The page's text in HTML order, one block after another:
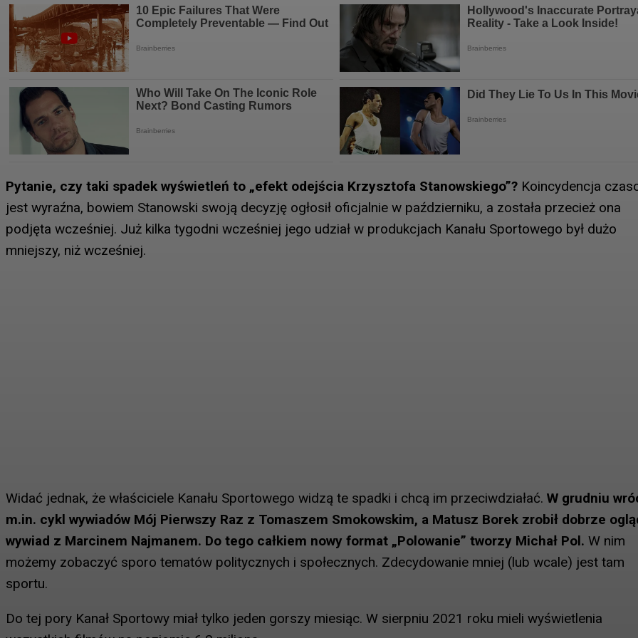
Pytanie, czy taki spadek wyświetleń to „efekt odejścia Krzysztofa Stanowskiego”? Koincydencja
jest wyraźna, bowiem Stanowski swoją decyzję ogłosił oficjalnie w październiku, a została przecież ona
podjęta wcześniej. Już kilka tygodni wcześniej jego udział w produkcjach Kanału Sportowego był dużo
mniejszy, niż wcześniej.
Widać jednak, że właściciele Kanału Sportowego widzą te spadki i chcą im przeciwdziałać. W grudniu
m.in. cykl wywiadów Mój Pierwszy Raz z Tomaszem Smokowskim, a Matusz Borek zrobił dobrze
wywiad z Marcinem Najmanem. Do tego całkiem nowy format „Polowanie” tworzy Michał Pol. W nim
możemy zobaczyć sporo tematów politycznych i społecznych. Zdecydowanie mniej (lub wcale) jest tam
sportu.
Do tej pory Kanał Sportowy miał tylko jeden gorszy miesiąc. W sierpniu 2021 roku mieli wyświetlenia